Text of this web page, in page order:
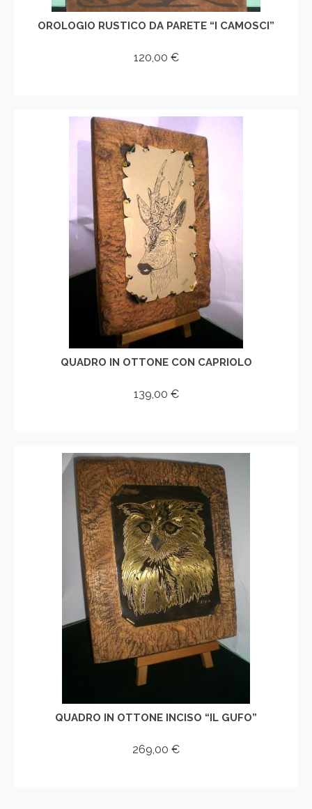
OROLOGIO RUSTICO DA PARETE “I CAMOSCI”
120,00 €
QUADRO IN OTTONE CON CAPRIOLO
139,00 €
QUADRO IN OTTONE INCISO “IL GUFO”
269,00 €